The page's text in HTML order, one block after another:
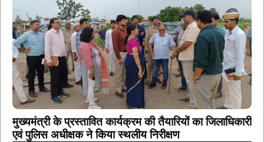
मुख्यमंत्री के प्रस्तावित कार्यक्रम की तैयारियों का जिलाधिकारी
एवं पुलिस अधीक्षक ने किया स्थलीय निरीक्षण